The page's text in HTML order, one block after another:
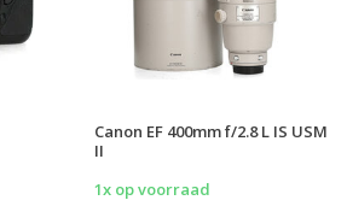
Canon EF 400mm f/2.8 L IS USM
II
1x op voorraad